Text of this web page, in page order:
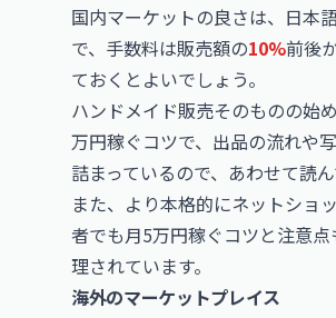
国内マーケットの良さは、日本
で、手数料は販売額の10%前後
ておくとよいでしょう。
ハンドメイド販売そのものの始
万円稼ぐコツで、出品の流れや
詰まっているので、あわせて読
また、より本格的にネットショ
者でも月5万円稼ぐコツと注意点
理されています。
海外のマーケットプレイス